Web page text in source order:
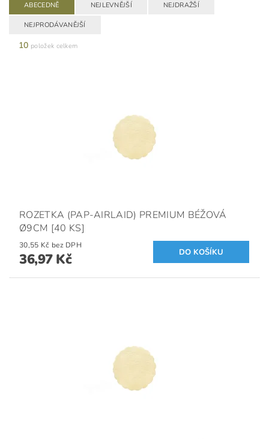
ABECEDNĚ NEJLEVNĚJŠÍ NEJDRAŽŠÍ
NEJPRODÁVANĚJŠÍ
10 položek celkem
ROZETKA (PAP-AIRLAID) PREMIUM BÉŽOVÁ
Ø9CM [40 KS]
30,55 Kč bez DPH
36,97 Kč